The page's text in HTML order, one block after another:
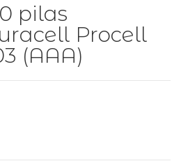
pilas
Procell
(AAA)